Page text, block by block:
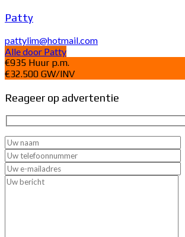
Patty
pattylim@hotmail.com
Alle door Patty
€935 Huur p.m.
€32.500 GW/INV
Reageer op advertentie